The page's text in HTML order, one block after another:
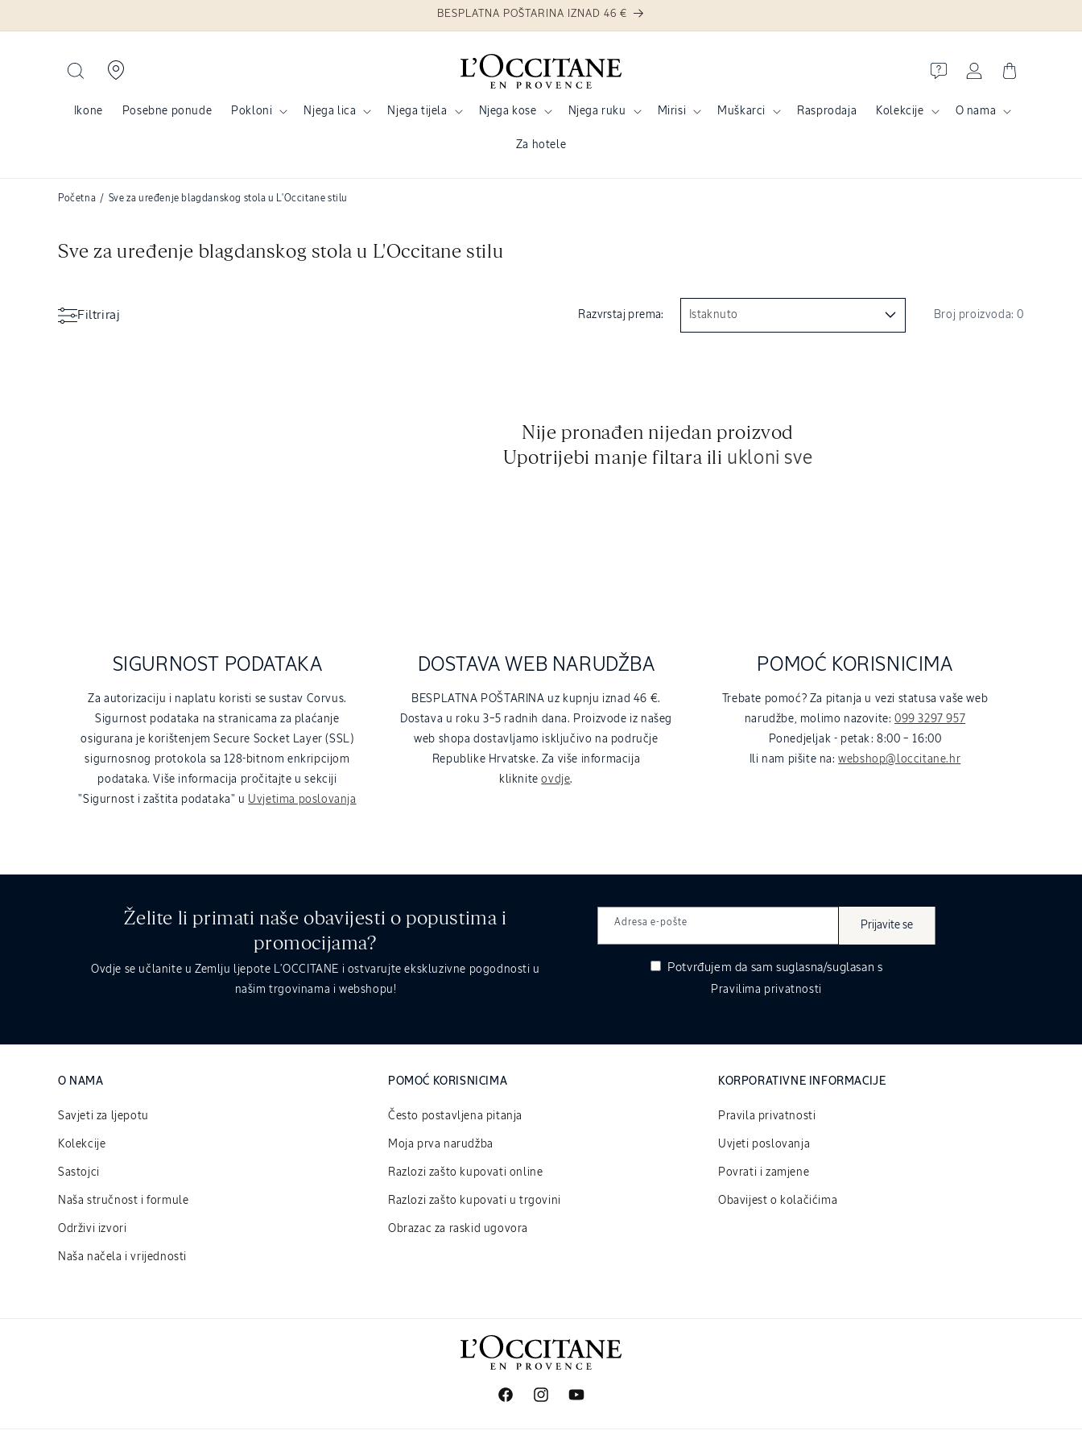
Ikone Posebne ponude Pokloni Njega lica Njega tijela Njega kose Njega ruku Mirisi Muškarci Rasprodaja Kolekcije O nama
Za hotele
Prijava Košarica
Početna / Sve za uređenje blagdanskog stola u L'Occitane stilu
K
e
Sve za uređenje blagdanskog stola u L'Occitane stilu
Filtriraj Razvrstaj prema: Broj proizvoda: 0
Nije pronađen nijedan proizvod
Upotrijebi manje filtara ili ukloni sve
SIGURNOST PODATAKA
Za autorizaciju i naplatu koristi se sustav Corvus.
Sigurnost podataka na stranicama za plaćanje
osigurana je korištenjem Secure Socket Layer (SSL)
sigurnosnog protokola sa 128-bitnom enkripcijom
podataka. Više informacija pročitajte u sekciji
"Sigurnost i zaštita podataka" u Uvjetima poslovanja
DOSTAVA WEB NARUDŽBA
BESPLATNA POŠTARINA uz kupnju iznad 46 €.
Dostava u roku 3–5 radnih dana. Proizvode iz našeg
web shopa dostavljamo isključivo na područje
Republike Hrvatske. Za više informacija
klikniteovdje.
POMOĆ KORISNICIMA
Trebate pomoć? Za pitanja u vezi statusa vaše web
narudžbe, molimo nazovite: 099 3297 957
Ponedjeljak - petak: 8:00 – 16:00
Ili nam pišite na:webshop@loccitane.hr
Želite li primati naše obavijesti o popustima i
promocijama?
Ovdje se učlanite u Zemlju ljepote L’OCCITANE i ostvarujte ekskluzivne pogodnosti u
našim trgovinama i webshopu!
Adresa e-pošte Prijavite se
Potvrđujem da sam suglasna/suglasan s
Pravilima privatnosti
O NAMA
Savjeti za ljepotu
Kolekcije
Sastojci
Naša stručnost i formule
Održivi izvori
Naša načela i vrijednosti
POMOĆ KORISNICIMA
Često postavljena pitanja
Moja prva narudžba
Razlozi zašto kupovati online
Razlozi zašto kupovati u trgovini
Obrazac za raskid ugovora
KORPORATIVNE INFORMACIJE
Pravila privatnosti
Uvjeti poslovanja
Povrati i zamjene
Obavijest o kolačićima
FacebookInstagramYouTube